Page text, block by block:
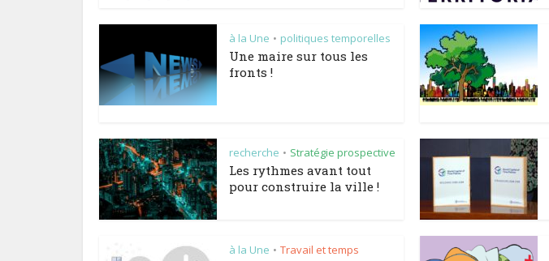
à la Une • politiques temporelles
Une maire sur tous les
fronts !
recherche • Stratégie prospective
Les rythmes avant tout
pour construire la ville !
à la Une • Travail et temps